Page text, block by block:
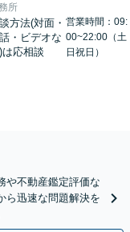
所
方法(対面・
・ビデオな
は応相談
営業時間：09:
00~22:00（土
日祝日）
や不動産鑑定評価な
ら迅速な問題解決を